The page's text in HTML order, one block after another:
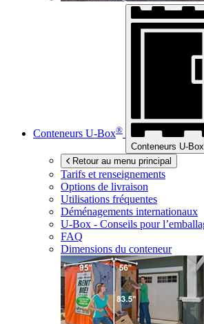
Conteneurs U-Box®
Conteneurs U-Box
Retour au menu principal
Tarifs et renseignements
Options de livraison
Utilisations fréquentes
Déménagements internationaux
U-Box - Conseils pour
FAQ
Dimensions du conteneur